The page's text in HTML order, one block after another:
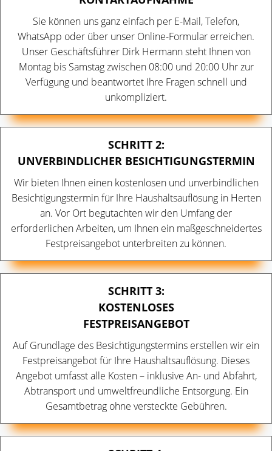
Sie können uns ganz einfach per E-Mail, Telefon,
WhatsApp oder über unser Online-Formular erreichen.
Unser Geschäftsführer Dirk Hermann steht Ihnen von
Montag bis Samstag zwischen 08:00 und 20:00 Uhr zur
Verfügung und beantwortet Ihre Fragen schnell und
unkompliziert.
SCHRITT 2:
UNVERBINDLICHER BESICHTIGUNGSTERMIN
Wir bieten Ihnen einen kostenlosen und unverbindlichen
Besichtigungstermin für Ihre Haushaltsauflösung in Herten
an. Vor Ort begutachten wir den Umfang der
erforderlichen Arbeiten, um Ihnen ein maßgeschneidertes
Festpreisangebot unterbreiten zu können.
SCHRITT 3:
KOSTENLOSES
FESTPREISANGEBOT
Auf Grundlage des Besichtigungstermins erstellen wir ein
Festpreisangebot für Ihre Haushaltsauflösung. Dieses
Angebot umfasst alle Kosten – inklusive An- und Abfahrt,
Abtransport und umweltfreundliche Entsorgung. Ein
Gesamtbetrag ohne versteckte Gebühren.